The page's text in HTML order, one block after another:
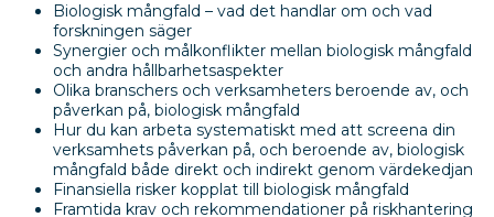
Biologisk mångfald – vad det handlar om och vad
forskningen säger
Synergier och målkonflikter mellan biologisk mångfald
och andra hållbarhetsaspekter
Olika branschers och verksamheters beroende av, och
påverkan på, biologisk mångfald
Hur du kan arbeta systematiskt med att screena din
verksamhets påverkan på, och beroende av, biologisk
mångfald både direkt och indirekt genom värdekedjan
Finansiella risker kopplat till biologisk mångfald
Framtida krav och rekommendationer på riskhantering